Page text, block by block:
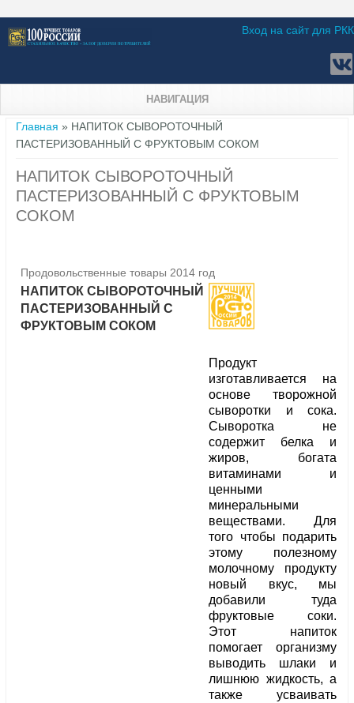
Вход на сайт для РКК
НАВИГАЦИЯ
Вы здесь
Главная » НАПИТОК СЫВОРОТОЧНЫЙ
ПАСТЕРИЗОВАННЫЙ С ФРУКТОВЫМ СОКОМ
НАПИТОК СЫВОРОТОЧНЫЙ
ПАСТЕРИЗОВАННЫЙ С ФРУКТОВЫМ
СОКОМ
Продовольственные товары 2014 год
НАПИТОК СЫВОРОТОЧНЫЙ
ПАСТЕРИЗОВАННЫЙ С
ФРУКТОВЫМ СОКОМ
Продукт
изготавливается на
основе творожной
сыворотки и сока.
Сыворотка не
содержит белка и
жиров, богата
витаминами и
ценными
минеральными
веществами. Для
того чтобы подарить
этому полезному
молочному продукту
новый вкус, мы
добавили туда
фруктовые соки.
Этот напиток
помогает организму
выводить шлаки и
лишнюю жидкость, а
также усваивать